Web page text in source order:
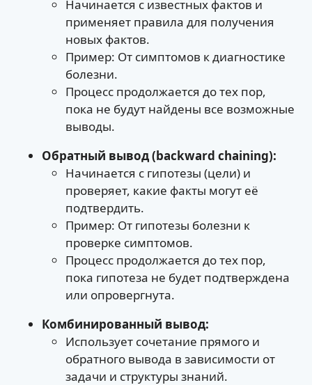
Начинается с известных фактов и
применяет правила для получения
новых фактов.
Пример: От симптомов к диагностике
болезни.
Процесс продолжается до тех пор,
пока не будут найдены все возможные
выводы.
Обратный вывод (backward chaining):
Начинается с гипотезы (цели) и
проверяет, какие факты могут её
подтвердить.
Пример: От гипотезы болезни к
проверке симптомов.
Процесс продолжается до тех пор,
пока гипотеза не будет подтверждена
или опровергнута.
Комбинированный вывод:
Использует сочетание прямого и
обратного вывода в зависимости от
задачи и структуры знаний.